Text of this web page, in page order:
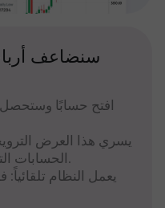
سنضاعف
افتح حسابًا
يسري هذا العرض
الحسابات التي يتم شحنها حتى 31.08.2026.
يعمل النظام